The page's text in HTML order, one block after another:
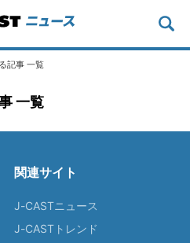
記事 一覧
一覧
関連サイト
J-CASTニュース
J-CASTトレンド